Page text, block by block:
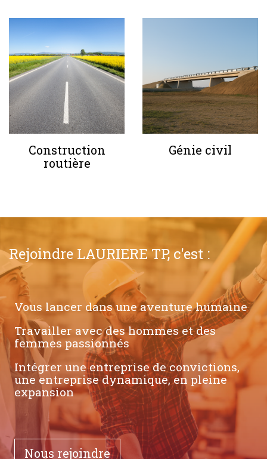
Construction
routière
Génie civil
Rejoindre LAURIERE TP, c'est :
Vous lancer dans une aventure humaine
Travailler avec des hommes et des
femmes passionnés
Intégrer une entreprise de convictions,
une entreprise dynamique, en pleine
expansion
Nous rejoindre